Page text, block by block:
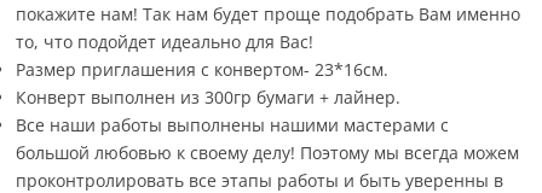
покажите нам! Так нам будет проще подобрать Вам именно
то, что подойдет идеально для Вас!
Размер приглашения с конвертом- 23*16см.
Конверт выполнен из 300гр бумаги + лайнер.
Все наши работы выполнены нашими мастерами с
большой любовью к своему делу! Поэтому мы всегда можем
проконтролировать все этапы работы и быть уверенны в